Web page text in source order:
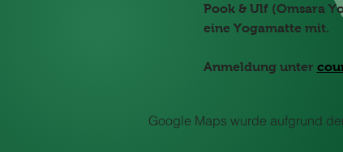
Pook & Ulf (Omsara
eine Yogamatte mit.
Anmeldung unter
Google Maps wurde aufgrund